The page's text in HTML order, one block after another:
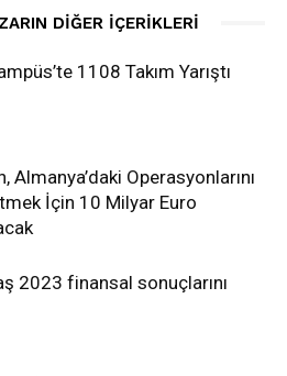
DIĞER İÇERIKLERI
1108 Takım Yarıştı
Almanya’daki Operasyonlarını
İçin 10 Milyar Euro
2023 finansal sonuçlarını